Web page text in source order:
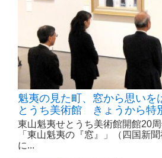
魁夷の見た町、窓から思い
とうち美術館 きょうから特
東山魁夷せとうち美術館開館20
「東山魁夷の『窓』」（四国新
に...